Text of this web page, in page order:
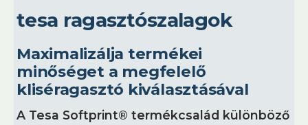
tesa ragasztószalagok
Maximalizálja termékei
minőséget a megfelelő
kliséragasztó kiválasztásával
A Tesa Softprint® termékcsalád különböző